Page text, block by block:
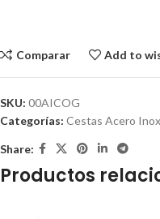
Comparar Add to
SKU: 00AICOG
Categorías: Cestas Acero
Share:
Productos